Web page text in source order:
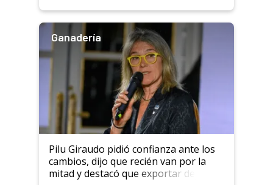
Ganadería
Pilu Giraudo pidió confianza ante los
cambios, dijo que recién van por la
mitad y destacó que exportar dejó de